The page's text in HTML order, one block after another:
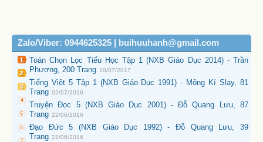
Zalo/Viber: 0944625325 | buihuuhanh@gmail.com
Toán Chọn Lọc Tiểu Học Tập 1 (NXB Giáo Dục 2014) - Trần
Phương, 200 Trang 10/07/2017
Tiếng Việt 5 Tập 1 (NXB Giáo Dục 1991) - Mông Kí Slay, 81
Trang 02/07/2016
Truyện Đọc 5 (NXB Giáo Dục 2001) - Đỗ Quang Lưu, 87
Trang 22/06/2016
Đạo Đức 5 (NXB Giáo Dục 1992) - Đỗ Quang Lưu, 39
Trang 22/06/2016